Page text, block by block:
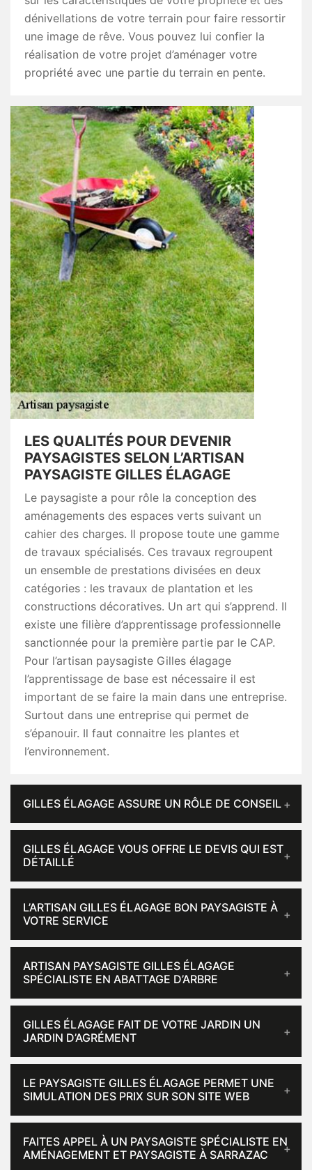
dénivellations de votre terrain pour faire ressortir
une image de rêve. Vous pouvez lui confier la
réalisation de votre projet d’aménager votre
propriété avec une partie du terrain en pente.
LES QUALITÉS POUR DEVENIR
PAYSAGISTES SELON L’ARTISAN
PAYSAGISTE GILLES ÉLAGAGE
Le paysagiste a pour rôle la conception des
aménagements des espaces verts suivant un
cahier des charges. Il propose toute une gamme
de travaux spécialisés. Ces travaux regroupent
un ensemble de prestations divisées en deux
catégories : les travaux de plantation et les
constructions décoratives. Un art qui s’apprend. Il
existe une filière d’apprentissage professionnelle
sanctionnée pour la première partie par le CAP.
Pour l’artisan paysagiste Gilles élagage
l’apprentissage de base est nécessaire il est
important de se faire la main dans une entreprise.
Surtout dans une entreprise qui permet de
s’épanouir. Il faut connaitre les plantes et
l’environnement.
GILLES ÉLAGAGE ASSURE UN RÔLE DE CONSEIL
GILLES ÉLAGAGE VOUS OFFRE LE DEVIS QUI EST
DÉTAILLÉ
L’ARTISAN GILLES ÉLAGAGE BON PAYSAGISTE À
VOTRE SERVICE
ARTISAN PAYSAGISTE GILLES ÉLAGAGE
SPÉCIALISTE EN ABATTAGE D’ARBRE
GILLES ÉLAGAGE FAIT DE VOTRE JARDIN UN
JARDIN D’AGRÉMENT
LE PAYSAGISTE GILLES ÉLAGAGE PERMET UNE
SIMULATION DES PRIX SUR SON SITE WEB
FAITES APPEL À UN PAYSAGISTE SPÉCIALISTE EN
AMÉNAGEMENT ET PAYSAGISTE À SARRAZAC